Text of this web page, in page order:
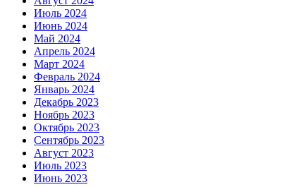
Июль 2024
Июнь 2024
Май 2024
Апрель 2024
Март 2024
Февраль 2024
Январь 2024
Декабрь 2023
Ноябрь 2023
Октябрь 2023
Сентябрь 2023
Август 2023
Июль 2023
Июнь 2023